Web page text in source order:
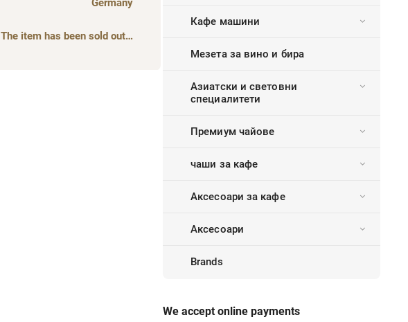
Кафе машини
Мезета за вино и бира
Азиатски и световни
специалитети
Премиум чайове
чаши за кафе
Аксесоари за кафе
Аксесоари
Brands
We accept online payments
Germany
The item has been sold out…